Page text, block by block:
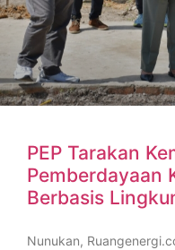
PEP Tarakan
Pemberdayaan
Berbasis
Nunukan,